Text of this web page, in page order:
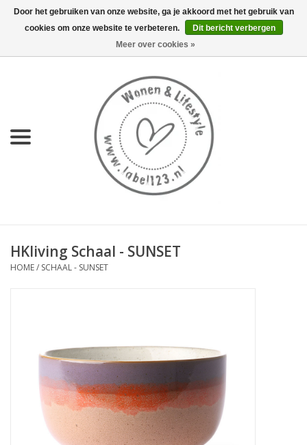
0 Artikelen - €0,00
KEUKEN
LIFESTYLE
OUTDOOR
HKliving Schaal - SUNSET
HOME/ SCHAAL - SUNSET
Door het gebruiken van onze website, ga je akkoord met het gebruik van
cookies om onze website te verbeteren.
Dit bericht verbergen
Meer over cookies »